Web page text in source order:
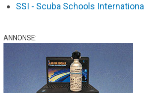
SSI - Scuba Schools International
ANNONSE: